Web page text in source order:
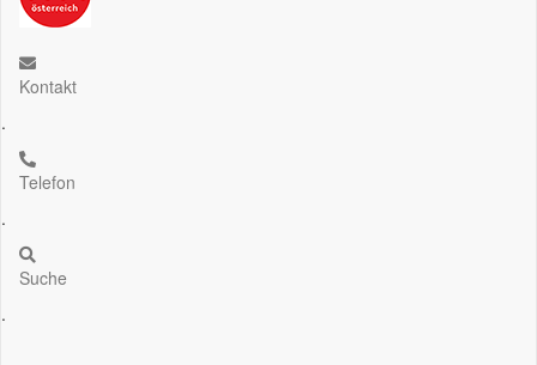
Kontakt
.
Telefon
.
Suche
.